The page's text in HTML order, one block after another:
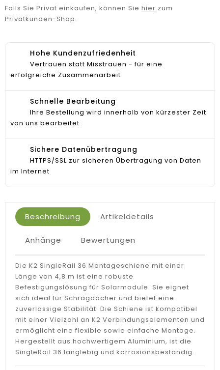
Falls Sie Privat einkaufen, können Sie hier zum
Privatkunden-Shop.
Hohe Kundenzufriedenheit
Vertrauen statt Misstrauen - für eine
erfolgreiche Zusammenarbeit
Schnelle Bearbeitung
Ihre Bestellung wird innerhalb von kürzester Zeit
von uns bearbeitet
Sichere Datenübertragung
HTTPS/SSL zur sicheren Übertragung von Daten
im Internet
Beschreibung Artikeldetails
Anhänge Bewertungen
Die K2 SingleRail 36 Montageschiene mit einer
Länge von 4,8 m ist eine robuste
Befestigungslösung für Solarmodule. Sie eignet
sich ideal für Schrägdächer und bietet eine
zuverlässige Stabilität. Die Schiene ist kompatibel
mit einer Vielzahl an K2 Verbindungselementen und
ermöglicht eine flexible sowie einfache Montage.
Hergestellt aus hochwertigem Aluminium, ist die
SingleRail 36 langlebig und korrosionsbeständig.